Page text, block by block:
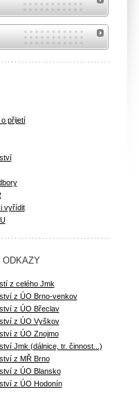
Hasiči ČR
přijetí
vyřídit
z celého Jmk
z ÚO Brno-venkov
z ÚO Břeclav
z ÚO Vyškov
z ÚO Znojmo
Jmk (dálnice, tr. činnost...)
z MŘ Brno
z ÚO Blansko
z ÚO Hodonín